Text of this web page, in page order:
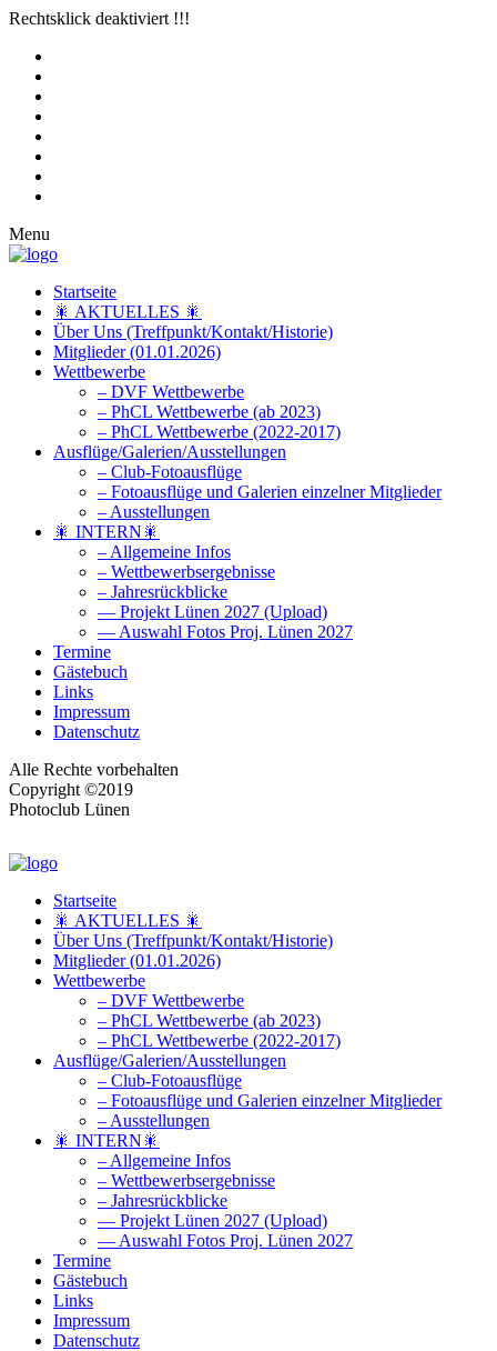
Rechtsklick deaktiviert !!!
Menu
Startseite
🎇 AKTUELLES 🎇
Über Uns (Treffpunkt/Kontakt/Historie)
Mitglieder (01.01.2026)
Wettbewerbe
– DVF Wettbewerbe
– PhCL Wettbewerbe (ab 2023)
– PhCL Wettbewerbe (2022-2017)
Ausflüge/Galerien/Ausstellungen
– Club-Fotoausflüge
– Fotoausflüge und Galerien einzelner Mitglieder
– Ausstellungen
🎇 INTERN🎇
– Allgemeine Infos
– Wettbewerbsergebnisse
– Jahresrückblicke
— Projekt Lünen 2027 (Upload)
— Auswahl Fotos Proj. Lünen 2027
Termine
Gästebuch
Links
Impressum
Datenschutz
Alle Rechte vorbehalten
Copyright ©2019
Photoclub Lünen
Startseite
🎇 AKTUELLES 🎇
Über Uns (Treffpunkt/Kontakt/Historie)
Mitglieder (01.01.2026)
Wettbewerbe
– DVF Wettbewerbe
– PhCL Wettbewerbe (ab 2023)
– PhCL Wettbewerbe (2022-2017)
Ausflüge/Galerien/Ausstellungen
– Club-Fotoausflüge
– Fotoausflüge und Galerien einzelner Mitglieder
– Ausstellungen
🎇 INTERN🎇
– Allgemeine Infos
– Wettbewerbsergebnisse
– Jahresrückblicke
— Projekt Lünen 2027 (Upload)
— Auswahl Fotos Proj. Lünen 2027
Termine
Gästebuch
Links
Impressum
Datenschutz